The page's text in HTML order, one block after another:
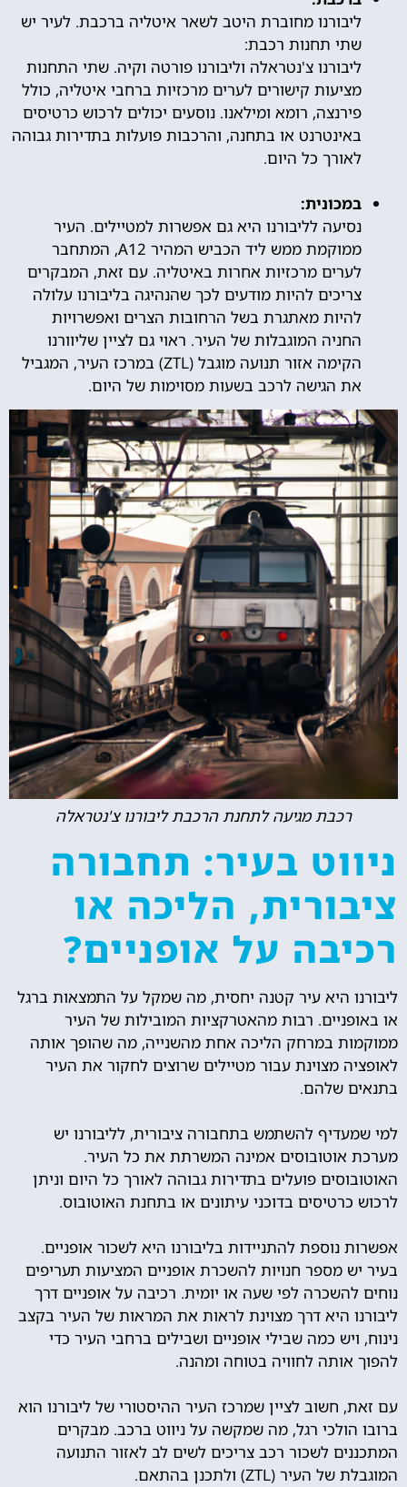
ליבורנו מחוברת היטב לשאר איטליה ברכבת. לעיר יש
שתי תחנות רכבת:
ליבורנו צ'נטראלה וליבורנו פורטה וקיה. שתי התחנות
מציעות קישורים לערים מרכזיות ברחבי איטליה, כולל
פירנצה, רומא ומילאנו. נוסעים יכולים לרכוש כרטיסים
באינטרנט או בתחנה, והרכבות פועלות בתדירות גבוהה
לאורך כל היום.
במכונית:
נסיעה לליבורנו היא גם אפשרות למטיילים. העיר
ממוקמת ממש ליד הכביש המהיר A12, המתחבר
לערים מרכזיות אחרות באיטליה. עם זאת, המבקרים
צריכים להיות מודעים לכך שהנהיגה בליבורנו עלולה
להיות מאתגרת בשל הרחובות הצרים ואפשרויות
החניה המוגבלות של העיר. ראוי גם לציין שליוורנו
הקימה אזור תנועה מוגבל (ZTL) במרכז העיר, המגביל
את הגישה לרכב בשעות מסוימות של היום.
רכבת מגיעה לתחנת הרכבת ליבורנו צ'נטראלה
ניווט בעיר: תחבורה
ציבורית, הליכה או
רכיבה על אופניים?
ליבורנו היא עיר קטנה יחסית, מה שמקל על התמצאות ברגל
או באופניים. רבות מהאטרקציות המובילות של העיר
ממוקמות במרחק הליכה אחת מהשנייה, מה שהופך אותה
לאופציה מצוינת עבור מטיילים שרוצים לחקור את העיר
בתנאים שלהם.
למי שמעדיף להשתמש בתחבורה ציבורית, לליבורנו יש
מערכת אוטובוסים אמינה המשרתת את כל העיר.
האוטובוסים פועלים בתדירות גבוהה לאורך כל היום וניתן
לרכוש כרטיסים בדוכני עיתונים או בתחנת האוטובוס.
אפשרות נוספת להתניידות בליבורנו היא לשכור אופניים.
בעיר יש מספר חנויות להשכרת אופניים המציעות תעריפים
נוחים להשכרה לפי שעה או יומית. רכיבה על אופניים דרך
ליבורנו היא דרך מצוינת לראות את המראות של העיר בקצב
נינוח, ויש כמה שבילי אופניים ושבילים ברחבי העיר כדי
להפוך אותה לחוויה בטוחה ומהנה.
עם זאת, חשוב לציין שמרכז העיר ההיסטורי של ליבורנו הוא
ברובו הולכי רגל, מה שמקשה על ניווט ברכב. מבקרים
המתכננים לשכור רכב צריכים לשים לב לאזור התנועה
המוגבלת של העיר (ZTL) ולתכנן בהתאם.